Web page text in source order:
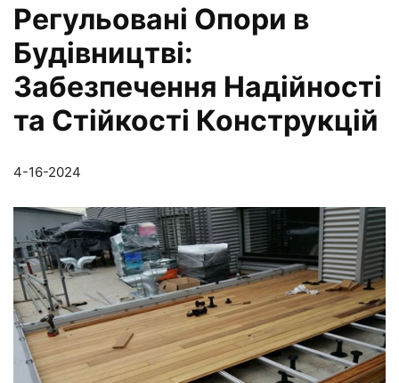
Регульовані Опори в
Будівництві:
Забезпечення Надійності
та Стійкості Конструкцій
4-16-2024